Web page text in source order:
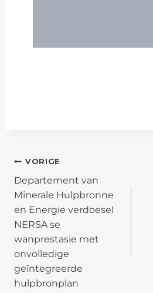
POST
NAVIGATION
VORIGE
Departement van
Minerale Hulpbronne
en Energie verdoesel
NERSA se
wanprestasie met
onvolledige
geïntegreerde
hulpbronplan